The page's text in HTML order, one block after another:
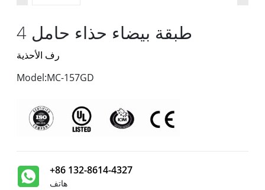
4 طبقة بيضاء حذاء حامل
رف الأحذية
Model:MC-157GD
+86 132-8614-4327
هاتف